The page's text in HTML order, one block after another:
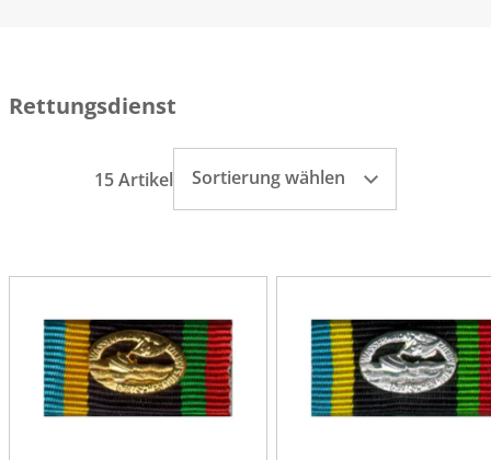
Rettungsdienst
15 Artikel Sortierung wählen